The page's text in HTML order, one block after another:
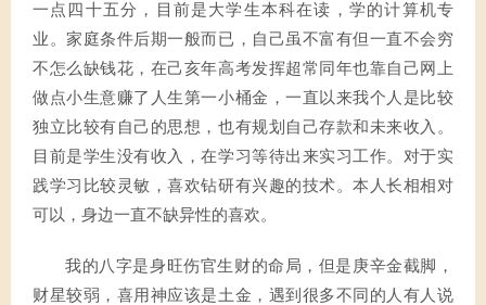
一点四十五分，目前是大学生本科在读，学的计算机专
业。家庭条件后期一般而已，自己虽不富有但一直不会穷
不怎么缺钱花，在己亥年高考发挥超常同年也靠自己网上
做点小生意赚了人生第一小桶金，一直以来我个人是比较
独立比较有自己的思想，也有规划自己存款和未来收入。
目前是学生没有收入，在学习等待出来实习工作。对于实
践学习比较灵敏，喜欢钻研有兴趣的技术。本人长相相对
可以，身边一直不缺异性的喜欢。
我的八字是身旺伤官生财的命局，但是庚辛金截脚，
财星较弱，喜用神应该是土金，遇到很多不同的人有人说